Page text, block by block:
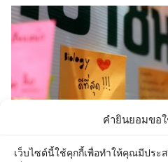
คำยินยอมขอ
เว็บไซต์นี้ใช้คุกกี้เพื่อทำให้คุณมีปร
t
e
g
i